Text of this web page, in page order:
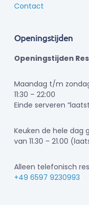
Contact
Openingstijden
Openingstijden
Maandag t/m
11:30 – 22:00
Einde serveren
Keuken de hele dag
van 11.30 – 21.00
Alleen telefonisch
+49 6597 9230993